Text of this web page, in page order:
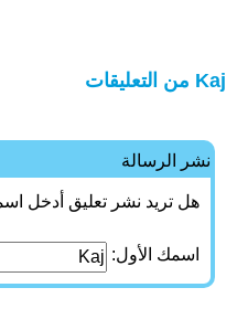
Kaj من التعليقات
نشر الرسالة
هل تريد نشر تعليق أدخل
اسمك الأول: